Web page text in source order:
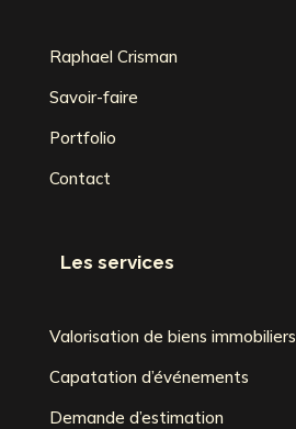
Raphael Crisman
Savoir-faire
Portfolio
Contact
Les services
Valorisation de biens immobiliers
Capatation d’événements
Demande d’estimation